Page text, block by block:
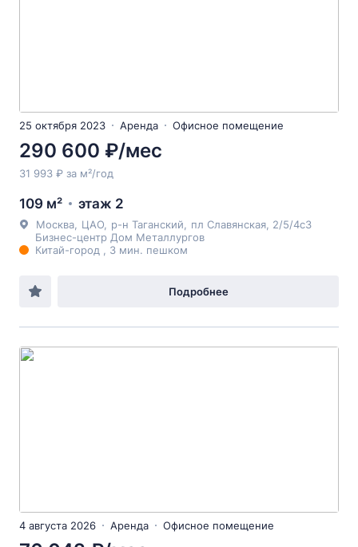
25 октября 2023 Аренда Офисное помещение
290 600 ₽/мес
31 993 ₽ за м²/год
109 м² этаж 2
Москва ЦАО р-н Таганский пл Славянская , 2/5/4с3
Бизнес-центр Дом Металлургов
Китай-город , 3 мин. пешком
Подробнее
4 августа 2026 Аренда Офисное помещение